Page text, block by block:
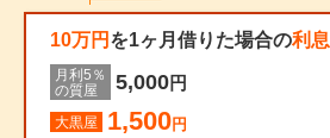
10万円 を1ヶ月借りた場合の利息
月利5％
の質屋
5,000円
大黒屋 1,500円